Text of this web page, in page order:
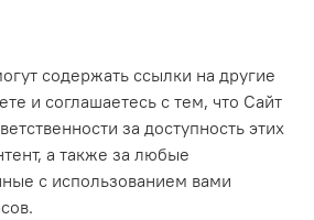
содержать ссылки на другие
и соглашаетесь с тем, что Сайт
за доступность этих
а также за любые
с использованием вами